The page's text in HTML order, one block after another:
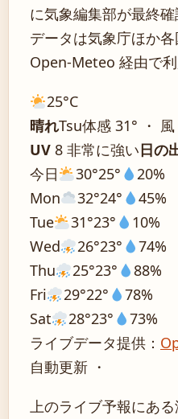
に気象編集部が最終確
データは気象庁ほか
Open-Meteo 経由で利
25°C
晴れTsu体感 31° ・
UV 8 非常に強い日の
今日
30°25°
20%
Mon
32°24°
45%
Tue
31°23°
10%
Wed
26°23°
74%
Thu
25°23°
88%
Fri
29°22°
78%
Sat
28°23°
73%
ライブデータ提供：
自動更新 ・
上のライブ予報にある